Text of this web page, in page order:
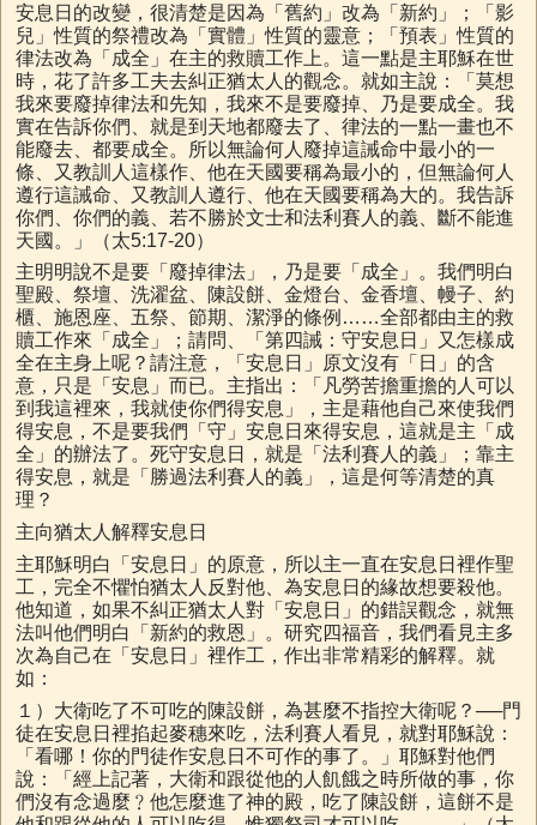
安息日的改變，很清楚是因為「舊約」改為「新約」；「影
兒」性質的祭禮改為「實體」性質的靈意；「預表」性質的
律法改為「成全」在主的救贖工作上。這一點是主耶穌在世
時，花了許多工夫去糾正猶太人的觀念。就如主說：「莫想
我來要廢掉律法和先知，我來不是要廢掉、乃是要成全。我
實在告訴你們、就是到天地都廢去了、律法的一點一畫也不
能廢去、都要成全。所以無論何人廢掉這誡命中最小的一
條、又教訓人這樣作、他在天國要稱為最小的，但無論何人
遵行這誡命、又教訓人遵行、他在天國要稱為大的。我告訴
你們、你們的義、若不勝於文士和法利賽人的義、斷不能進
天國。」（太5:17-20）
主明明說不是要「廢掉律法」，乃是要「成全」。我們明白
聖殿、祭壇、洗濯盆、陳設餅、金燈台、金香壇、幔子、約
櫃、施恩座、五祭、節期、潔淨的條例……全部都由主的救
贖工作來「成全」；請問、「第四誡：守安息日」又怎樣成
全在主身上呢？請注意，「安息日」原文沒有「日」的含
意，只是「安息」而已。主指出：「凡勞苦擔重擔的人可以
到我這裡來，我就使你們得安息」，主是藉他自己來使我們
得安息，不是要我們「守」安息日來得安息，這就是主「成
全」的辦法了。死守安息日，就是「法利賽人的義」；靠主
得安息，就是「勝過法利賽人的義」，這是何等清楚的真
理？
主向猶太人解釋安息日
主耶穌明白「安息日」的原意，所以主一直在安息日裡作聖
工，完全不懼怕猶太人反對他、為安息日的緣故想要殺他。
他知道，如果不糾正猶太人對「安息日」的錯誤觀念，就無
法叫他們明白「新約的救恩」。研究四福音，我們看見主多
次為自己在「安息日」裡作工，作出非常精彩的解釋。就
如：
１）大衛吃了不可吃的陳設餅，為甚麼不指控大衛呢？──門
徒在安息日裡掐起麥穗來吃，法利賽人看見，就對耶穌說：
「看哪！你的門徒作安息日不可作的事了。」耶穌對他們
說：「經上記著，大衛和跟從他的人飢餓之時所做的事，你
們沒有念過麼﹖他怎麼進了神的殿，吃了陳設餅，這餅不是